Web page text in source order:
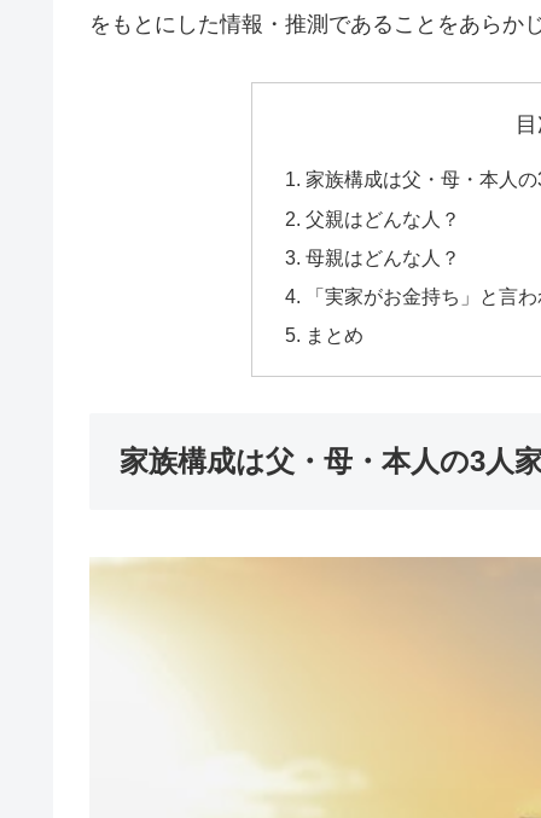
をもとにした情報・推測であることをあらか
家族構成は父・母・本人
父親はどんな人？
母親はどんな人？
「実家がお金持ち」と言
まとめ
家族構成は父・母・本人の3人